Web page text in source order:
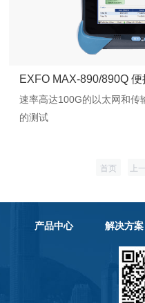
EXFO MAX-890/890Q
速率高达100G的以太网和传
的测试
首页 上
产品中心 解决方案